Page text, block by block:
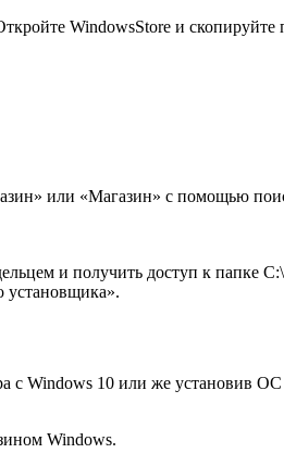
WindowsStore и скопируйте
или «Магазин» с помощью
и получить доступ к папке
установщика».
с Windows 10 или же установив
Windows.